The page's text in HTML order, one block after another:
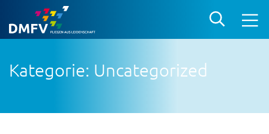
Kategorie: Uncategorized